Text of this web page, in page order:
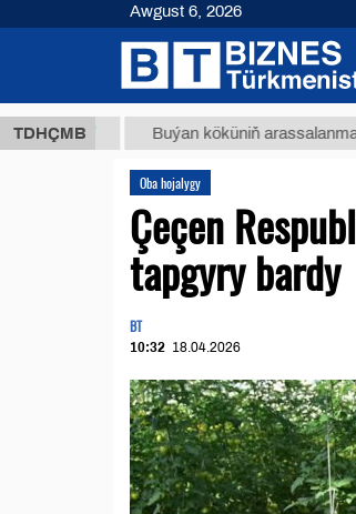
TDHÇMB
ТМТ Buýan köküniň arassalanmadyk
Oba hojalygy
Çeçen
tapgyry bardy
BT
10:32 18.04.2026
Awgust 6, 2026